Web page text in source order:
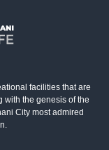
facilities that are
with the genesis of the
City most admired